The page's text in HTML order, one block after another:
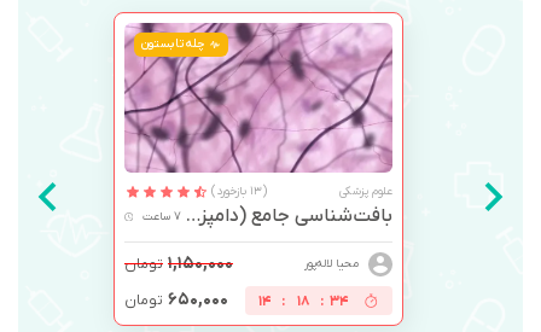
چله تابستون
علوم پزشکی (13 بازخورد)
بافت‌شناسی جامع (دامپزشکی) 7 ساعت
محیا لاله‌پور ۱,۱۵۰,۰۰۰ تومان
34
:
18
:
14 ۶۵۰,۰۰۰ تومان